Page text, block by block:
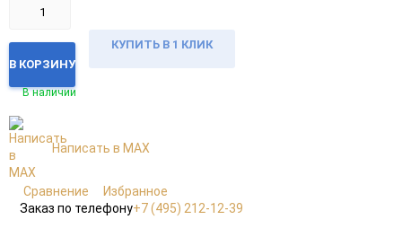
В КОРЗИНУ
КУПИТЬ В 1 КЛИК
В наличии
Написать в MAX
Сравнение
Избранное
Заказ по телефону+7 (495) 212-12-39